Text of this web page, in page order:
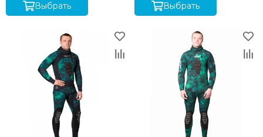
Выбрать Выбрать